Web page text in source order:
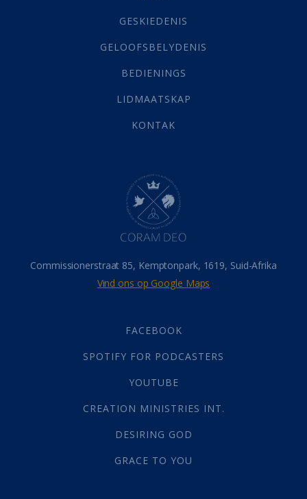
Grys Areas(4)
Lewensdoel(3)
Selfondersoek(1)
Werk(22)
(142)
Hemel (31)
Israel (14)
Millennium(1)
Oordeelsdag(19)
Verheerlikte liggaam
Wederkoms
(27)
Gebed(87)
Die Onse Vader(12)
God(392)
Afgode(23)
Almag(1)
Alomteenwoordig
Alwetendheid (1)
GESKIEDENIS
GELOOFSBELYDENIS
BEDIENINGS
LIDMAATSKAP
KONTAK
Commissionerstraat 85, Kemptonpark, 1619, Suid-Afrika
Vind ons op Google Maps
FACEBOOK
SPOTIFY FOR PODCASTERS
YOUTUBE
CREATION MINISTRIES INT.
DESIRING GOD
GRACE TO YOU